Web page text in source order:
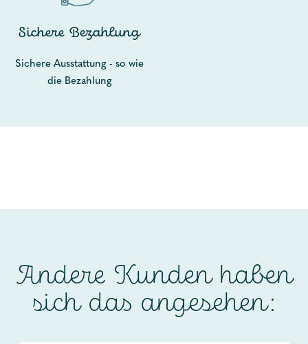
Sichere Bezahlung
Sichere Ausstattung - so wie
die Bezahlung
Andere Kunden haben
sich das angesehen: